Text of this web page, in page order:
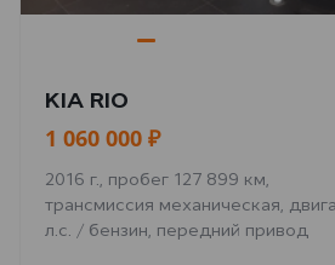
KIA RIO
1 060 000 ₽
2016 г., пробег 127 899 км,
трансмиссия механическая,
л.с. / бензин, передний привод